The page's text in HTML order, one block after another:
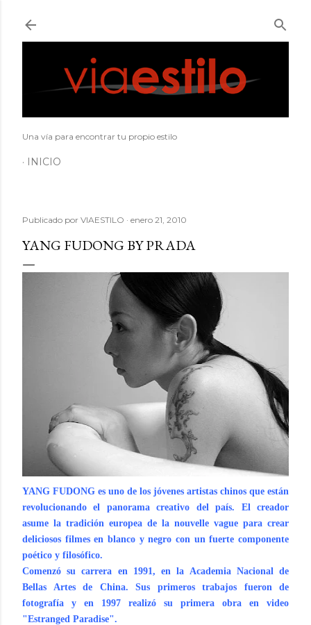
Una vía para encontrar tu propio estilo
INICIO
Publicado por VIAESTILO enero 21, 2010
YANG FUDONG BY PRADA
YANG FUDONG es uno de los jóvenes artistas chinos que están
revolucionando el panorama creativo del país. El creador
asume la tradición europea de la nouvelle vague para crear
deliciosos filmes en blanco y negro con un fuerte componente
poético y filosófico.
Comenzó su carrera en 1991, en la Academia Nacional de
Bellas Artes de China. Sus primeros trabajos fueron de
fotografía y en 1997 realizó su primera obra en video
"Estranged Paradise".